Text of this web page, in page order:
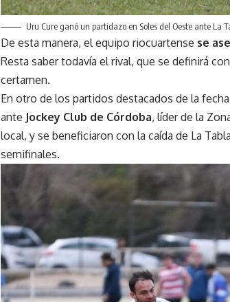
Uru Cure ganó un partidazo en Soles del Oeste ante La
De esta manera, el equipo riocuartense se
Resta saber todavía el rival, que se definirá
certamen.
En otro de los partidos destacados de la
ante Jockey Club de Córdoba, líder de la
local, y se beneficiaron con la caída de La
semifinales.